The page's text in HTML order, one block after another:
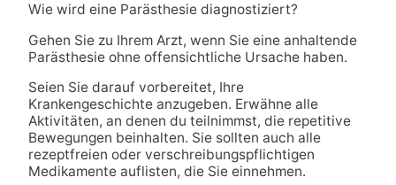
Wie wird eine Parästhesie diagnostiziert?
Gehen Sie zu Ihrem Arzt, wenn Sie eine anhaltende
Parästhesie ohne offensichtliche Ursache haben.
Seien Sie darauf vorbereitet, Ihre
Krankengeschichte anzugeben. Erwähne alle
Aktivitäten, an denen du teilnimmst, die repetitive
Bewegungen beinhalten. Sie sollten auch alle
rezeptfreien oder verschreibungspflichtigen
Medikamente auflisten, die Sie einnehmen.